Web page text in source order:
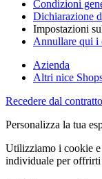
Condizioni
Dichiarazione
Impostazioni
Annullare qui i
Azienda
Altri nice
Recedere dal contratto
Personalizza la tua
Utilizziamo i cookie e
individuale per offrirti